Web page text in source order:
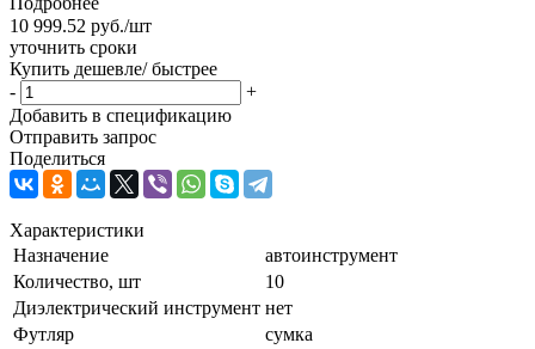
10 999.52 руб./шт
уточнить сроки
Купить дешевле/ быстрее
-
+
Добавить в спецификацию
Отправить запрос
Поделиться
Характеристики
Назначение
автоинструмент
Количество, шт
10
Диэлектрический инструмент нет
Футляр
сумка